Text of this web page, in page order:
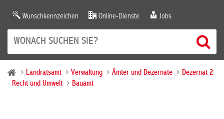
Wunschkennzeichen Online-Dienste Jobs
Landratsamt Verwaltung Ämter und Dezernate
Dezernat 2
- Recht und Umwelt
Bauamt